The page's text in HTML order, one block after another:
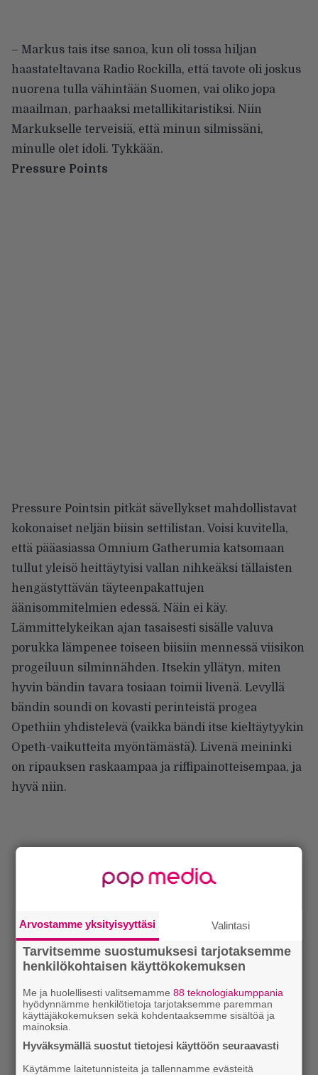
– Markus tais itse sanoa, kun oli tossa hiljan
haastateltavana Radio Rockilla, että tavote oli joskus
nuorena tulla vähintään Suomen, vai oliko jopa
maailman, parhaaksi metallikitaristiksi. Niin
Markukselle terveisiä, että minun silmissäni,
minulle olet idoli. Tykkään.
Pressure Points
Pressure Pointsin pitkät sävellykset mahdollistavat
kokonaiset neljän biisin settilistan. Voisi kuvitella,
että pääasiassa Omnium Gatherumia katsomaan
tullut yleisö heittäytyisi vallan nihkeäksi tällaisten
hengästyttävän täyteenpakattujen
äänisommitelmien edessä. Näin ei käy.
Lämmittelykeikan ajan tasaisesti sisälle valuva
porukka lämpenee toiseen biisiin mennessä viisikon
progeiluun silminnähden. Itsekin yllätyn, miten
hyvin bändin tavara tosiaan toimii livenä. Levyllä
bändin soundi on kovasti perinteistä progea
Opethiin yhdistelevä (vaikka bändi itse kieltäytyykin
Opeth-vaikutteita myöntämästä). Livenä meininki
on ripauksen raskaampaa ja riffipainotteisempaa, ja
hyvä niin.
Arvostamme yksityisyyttäsi Valintasi
Tarvitsemme suostumuksesi tarjotaksemme
henkilökohtaisen käyttökokemuksen
Me ja huolellisesti valitsemamme88 teknologiakumppania
hyödynnämme henkilötietoja tarjotaksemme paremman
käyttäjäkokemuksen sekä kohdentaaksemme sisältöä ja
mainoksia.
Hyväksymällä suostut tietojesi käyttöön seuraavasti
Käytämme laitetunnisteita ja tallennamme evästeitä